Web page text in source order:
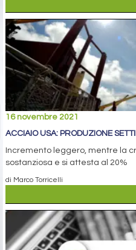
16 novembre 2021
ACCIAIO USA: PRODUZIONE
Incremento leggero, mentre la
sostanziosa e si attesta al 20%
di Marco Torricelli